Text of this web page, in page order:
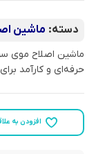
دسته: ماشین
حرفه‌ای و کارآمد
افزودن به